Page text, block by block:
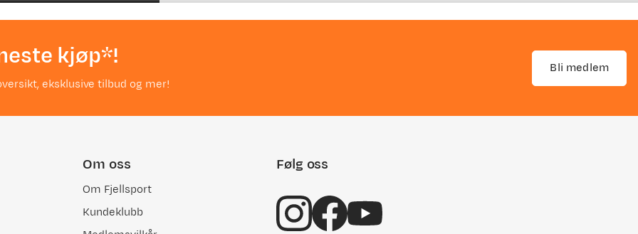
havne i dyp depresjon..
kjøp*!
eksklusive tilbud og mer!
Bli medlem
Om oss
Om Fjellsport
Kundeklubb
Følg oss